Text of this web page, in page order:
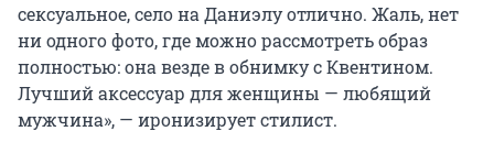
сексуальное, село на Даниэлу отлично. Жаль, нет
ни одного фото, где можно рассмотреть образ
полностью: она везде в обнимку с Квентином.
Лучший аксессуар для женщины — любящий
мужчина», — иронизирует стилист.